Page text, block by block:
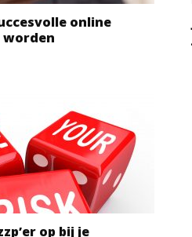
online
worden
op bij je